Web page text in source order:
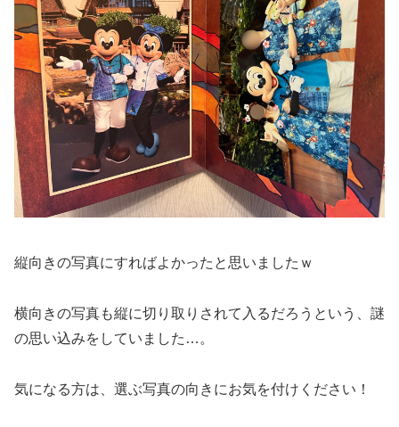
縦向きの写真にすればよかったと思いましたｗ
横向きの写真も縦に切り取りされて入るだろうという、謎
の思い込みをしていました…。
気になる方は、選ぶ写真の向きにお気を付けください！